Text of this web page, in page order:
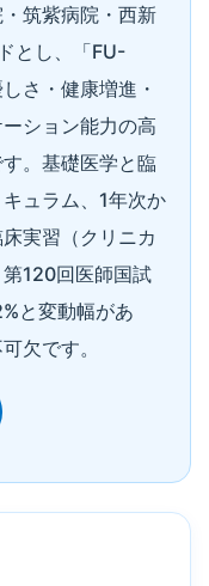
筑紫病院・西新
とし、「FU-
さ・健康増進・
ション能力の高
。基礎医学と臨
ュラム、1年次か
実習（クリニカ
120回医師国試
と変動幅があ
欠です。